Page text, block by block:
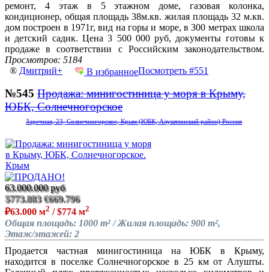
ремонт, 4 этаж в 5 этажном доме, газовая колонка,
кондиционер, общая площадь 38м.кв. жилая площадь 32 м.кв.
дом построен в 1971г, вид на горы и море, в 300 метрах школа
и детский садик. Цена 3 500 000 руб, документы готовы к
продаже в соответствии с Российским законодательством.
Просмотров: 5184
® Дмитрий+ В избранноеПосмотреть #551
№545 Продажа: минигостиница у моря в Крыму,
ЮБК, Солнечногорское
Заречная, 23, Солнечногорское, Крым (ЮБК, Алуштинский район) Россия
63.000.000 руб
$773.883 €669.796
₽63.000 м2 / $774 м2
Общая площадь: 1000 m² / Жилая площадь: 900 m²,
Этаж/этажей: 2
Продается частная минигостиница на ЮБК в Крыму,
находится в поселке Солнечногорское в 25 км от Алушты.